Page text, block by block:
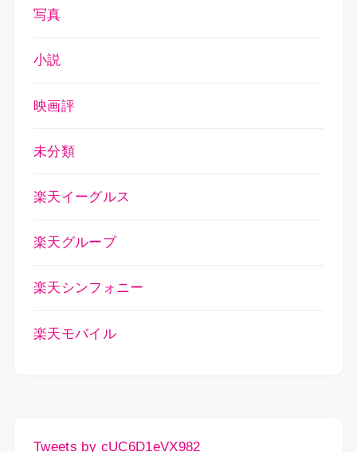
写真
小説
映画評
未分類
楽天イーグルス
楽天グループ
楽天シンフォニー
楽天モバイル
Tweets by cUC6D1eVX982